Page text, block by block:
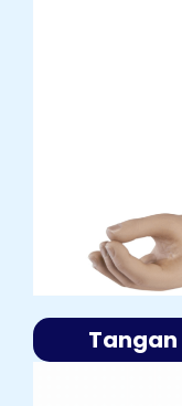
Tangan